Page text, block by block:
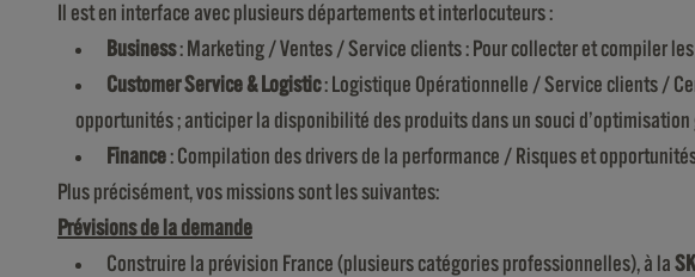
Il est en interface avec plusieurs départements et interlocuteurs :
Business: Marketing / Ventes / Service clients : Pour collecter et compiler
Customer Service & Logistic: Logistique Opérationnelle / Service clients /
opportunités ; anticiper la disponibilité des produits dans un souci
Finance : Compilation des drivers de la performance / Risques et
Plus précisément, vos missions sont les suivantes:
Prévisions de la demande
Construire la prévision France (plusieurs catégories professionnelles), à la